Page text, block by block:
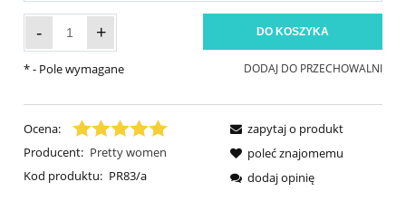
- + DO KOSZYKA
DODAJ DO PRZECHOWALNI
*- Pole wymagane
Ocena:
Producent: Pretty women
Kod produktu: PR83/a
zapytaj o produkt
poleć znajomemu
dodaj opinię